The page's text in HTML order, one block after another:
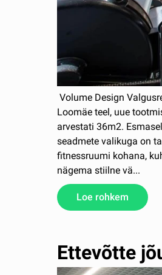
Volume Design
Loomäe teel, uue
arvestati 36m2.
seadmete valikuga on
fitnessruumi kohana,
nägema stiilne vä...
Loe rohkem
Ettevõtte